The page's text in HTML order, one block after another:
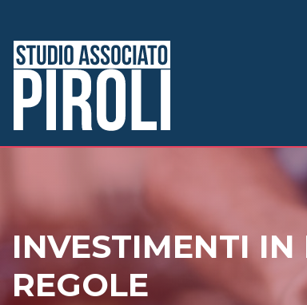
INVESTIMENTI
REGOLE